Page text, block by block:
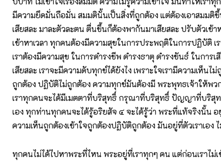
มีความยึดมั่นถือมั่น สมมตินั้นเป็นสิ่งที่ถูกต้อง แต่ต้องเอาสมมติ
เสียสละ มาละตัวละตน ตื่นขึ้นก็ต้องพากันมาเสียสละ ปรับตัวเข้
เข้าหาเวลา ทุกคนต้องมีความสุขในการประพฤติในการปฏิบัติ
เราต้องมีความสุข ในการดำรงชีพ ดำรงธาตุ ดำรงขันธ์ ในการเสี
เสียสละ เราจะมีความดับทุกข์ได้ยังไง เพราะใจเรามีความเห็นไม่
ถูกต้อง ปฏิบัติไม่ถูกต้อง ความทุกข์มันต้องมี พระพุทธเจ้าให้พวก
เราทุกคนจะได้มีเมตตาที่บริสุทธิ์ กรุณาที่บริสุทธิ์ ปัญญาที่บริสุท
เอง ทุกท่านทุกคนจะได้รู้อริยสัจ ๔ จะได้รู้ว่า พระที่แท้จริงนั้น
ความเห็นถูกต้องเข้าใจถูกต้องปฏิบัติถูกต้อง มันอยู่ที่ตัวเราเอง
ทุกคนไม่ได้ไปหาพระที่ไหน พระอยู่ที่เราทุกๆ คน แต่ก่อนเราไม่เ